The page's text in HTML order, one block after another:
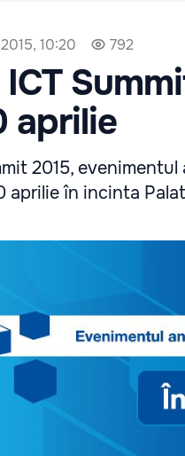
10:20 792
aprilie
2015,
aprilie în incinta